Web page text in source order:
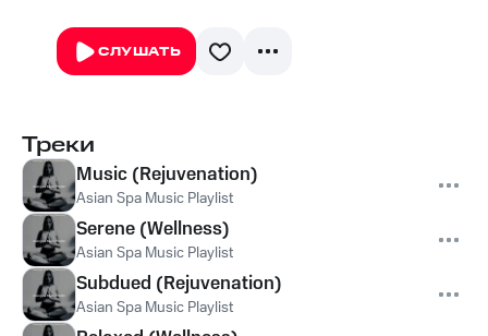
СЛУШАТЬ
Треки
Music (Rejuvenation)
Asian Spa Music Playlist
Serene (Wellness)
Asian Spa Music Playlist
Subdued (Rejuvenation)
Asian Spa Music Playlist